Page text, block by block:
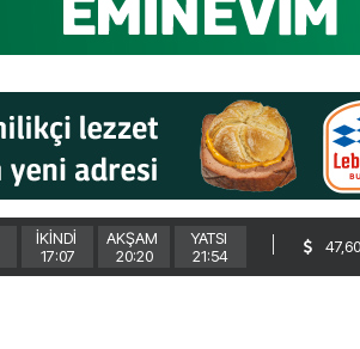
İKİNDİ
17:07
AKŞAM
20:20
YATSI
21:54